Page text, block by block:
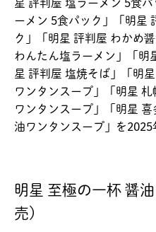
星 評判屋 塩ラーメン 5食
ーメン 5食パック」「明星
ク」「明星 評判屋 わかめ
わんたん塩ラーメン」「明
星 評判屋 塩焼そば」「明
ワンタンスープ」「明星
ワンタンスープ」「明星
油ワンタンスープ」を2025
明星 至極の一杯 醤
売)